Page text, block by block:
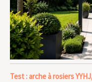
Test : arche à rosiers